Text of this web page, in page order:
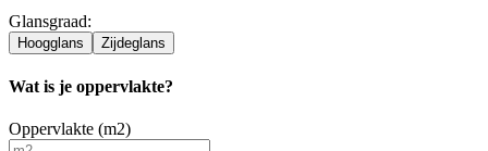
Glansgraad:
Hoogglans Zijdeglans
Wat is je oppervlakte?
Oppervlakte (m2)